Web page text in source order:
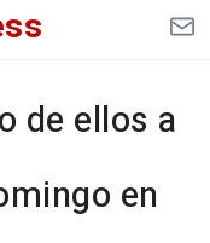
de ellos a
en